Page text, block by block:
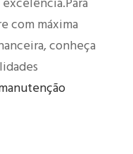
com máxima
conheça